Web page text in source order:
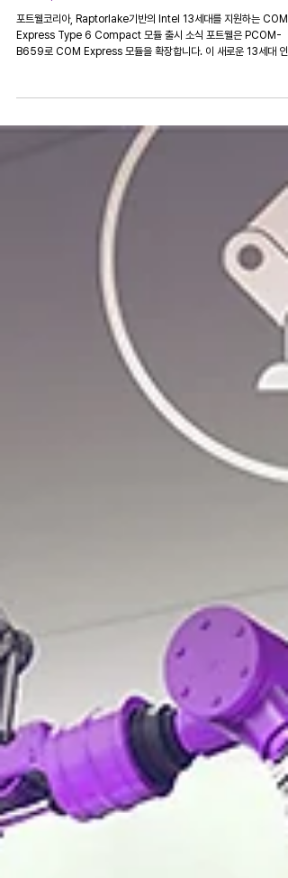
의료 기기, 산업 제어 및 엣지 컴퓨팅 솔루션을 위한 13세대 인텔®
™ 프로세서(Raptorlake-P)가 탑재된 새로운 COM Express® 타
6 Compact 모듈인 PCOM-B659 제품 라인업 추가
Express Type 6 Compact 모듈 출시 소식 포트웰은 PCOM-
코어™...